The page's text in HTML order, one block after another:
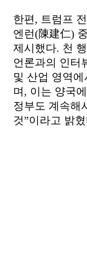
한편, 트럼프
엔런(陳建仁)
제시했다. 천
언론과의 인터
및 산업 영역
며, 이는 양국
정부도 계속해
것”이라고 밝